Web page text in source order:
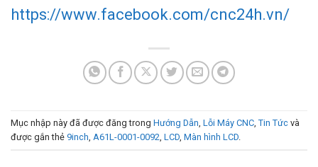
https://www.facebook.com/cnc24h.vn/
Mục nhập này đã được đăng trong Hướng Dẫn Lỗi Máy CNC Tin Tức và
được gắn thẻ 9inch A61L-0001-0092 LCD Màn hình LCD